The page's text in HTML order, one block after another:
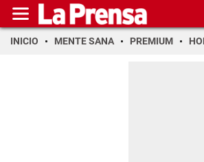
INICIO MENTE SANA PREMIUM